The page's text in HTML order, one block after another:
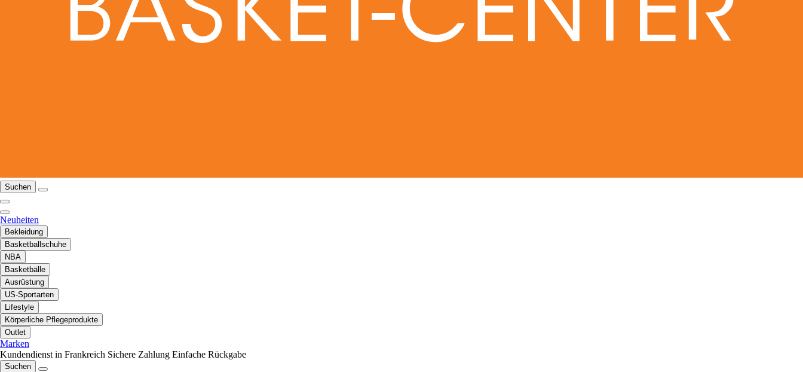
Suchen
Neuheiten
Bekleidung
Basketballschuhe
NBA
Basketbälle
Ausrüstung
US-Sportarten
Lifestyle
Körperliche Pflegeprodukte
Outlet
Marken
Kundendienst in Frankreich Sichere Zahlung Einfache Rückgabe
Suchen